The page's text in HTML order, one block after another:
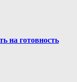
на готовность